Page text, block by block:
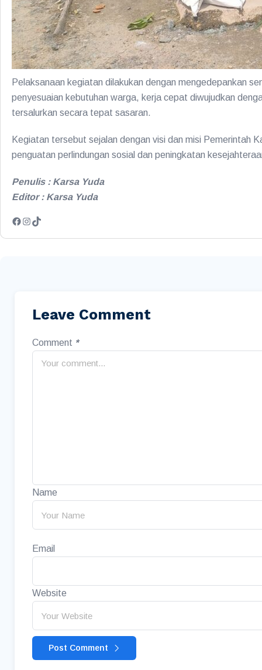
Pelaksanaan kegiatan dilakukan dengan mengedepankan
penyesuaian kebutuhan warga, kerja cepat diwujudkan
tersalurkan secara tepat sasaran.
Kegiatan tersebut sejalan dengan visi dan misi Pemerintah
penguatan perlindungan sosial dan peningkatan
Penulis : Karsa Yuda
Editor : Karsa Yuda
Leave Comment
Comment *
Name
Email
Website
Post Comment